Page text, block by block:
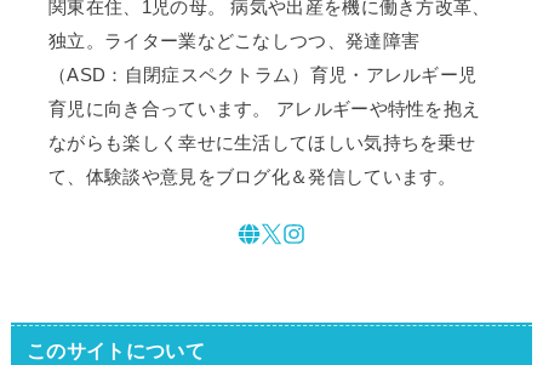
関東在住、1児の母。 病気や出産を機に働き方改革、
独立。ライター業などこなしつつ、発達障害
（ASD：自閉症スペクトラム）育児・アレルギー児
育児に向き合っています。 アレルギーや特性を抱え
ながらも楽しく幸せに生活してほしい気持ちを乗せ
て、体験談や意見をブログ化＆発信しています。
このサイトについて